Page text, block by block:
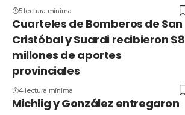
5 lectura mínima
Cuarteles de Bomberos de San
Cristóbal y Suardi recibieron $8
millones de aportes
provinciales
4 lectura mínima
Michlig y González entregaron